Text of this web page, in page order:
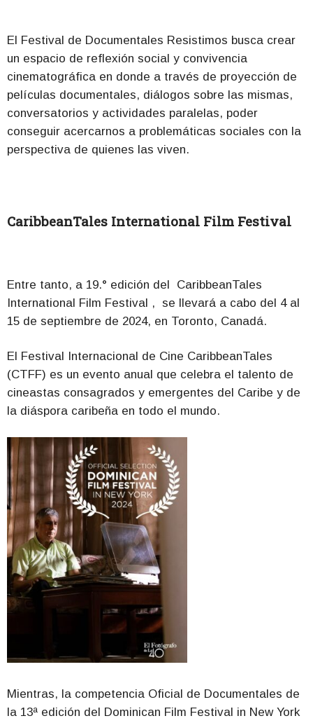
El Festival de Documentales Resistimos busca crear
un espacio de reflexión social y convivencia
cinematográfica en donde a través de proyección de
películas documentales, diálogos sobre las mismas,
conversatorios y actividades paralelas, poder
conseguir acercarnos a problemáticas sociales con la
perspectiva de quienes las viven.
CaribbeanTales International Film Festival
Entre tanto, a 19.° edición del CaribbeanTales
International Film Festival , se llevará a cabo del 4 al
15 de septiembre de 2024, en Toronto, Canadá.
El Festival Internacional de Cine CaribbeanTales
(CTFF) es un evento anual que celebra el talento de
cineastas consagrados y emergentes del Caribe y de
la diáspora caribeña en todo el mundo.
Mientras, la competencia Oficial de Documentales de
la 13ª edición del Dominican Film Festival in New York